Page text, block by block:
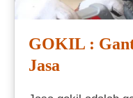
GOKIL :
Jasa